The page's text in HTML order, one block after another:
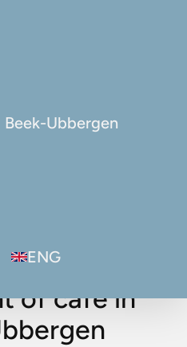
Beek-Ubbergen
ENG
of café in